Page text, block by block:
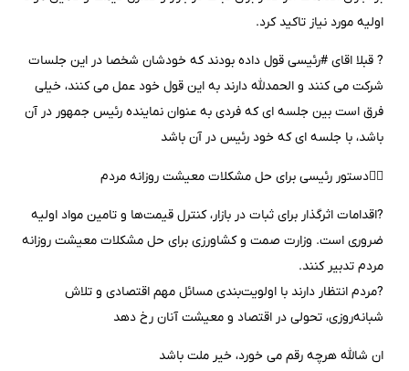
اولیه مورد نیاز تاکید کرد.
? قبلا اقای #رئیسی قول داده بودند که خودشان شخصا در این جلسات
شرکت می کنند و الحمدلله دارند به این قول خود عمل می کنند، خیلی
فرق است بین جلسه ای که فردی به عنوان نماینده رئیس جمهور در آن
باشد، با جلسه ای که خود رئیس در آن باشد
۴️⃣دستور رئیسی برای حل مشکلات معیشت روزانه مردم
?اقدامات اثرگذار برای ثبات در بازار، کنترل قیمت‌ها و تامین مواد اولیه
ضروری‌ است. وزارت صمت و کشاورزی برای حل مشکلات معیشت روزانه
مردم تدبیر کنند.
?مردم انتظار دارند با اولویت‌بندی مسائل مهم اقتصادی و تلاش
شبانه‌روزی، تحولی در اقتصاد و معیشت آنان رخ دهد
ان شالله هرچه رقم می خورد، خیر ملت باشد